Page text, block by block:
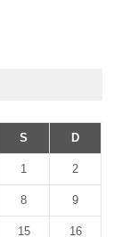
S D
1 2
8 9
15 16